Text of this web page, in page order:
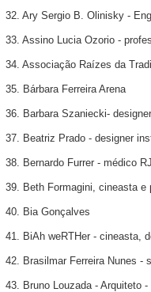
32. Ary Sergio B. Olinisky -
33. Assino Lucia Ozorio -
34. Associação Raízes da
35. Bárbara Ferreira Arena
36. Barbara Szaniecki- designer
37. Beatriz Prado - designer
38. Bernardo Furrer - médico
39. Beth Formagini, cineasta e
40. Bia Gonçalves
41. BiAh weRTHer - cineasta,
42. Brasilmar Ferreira Nunes -
43. Bruno Louzada - Arquiteto